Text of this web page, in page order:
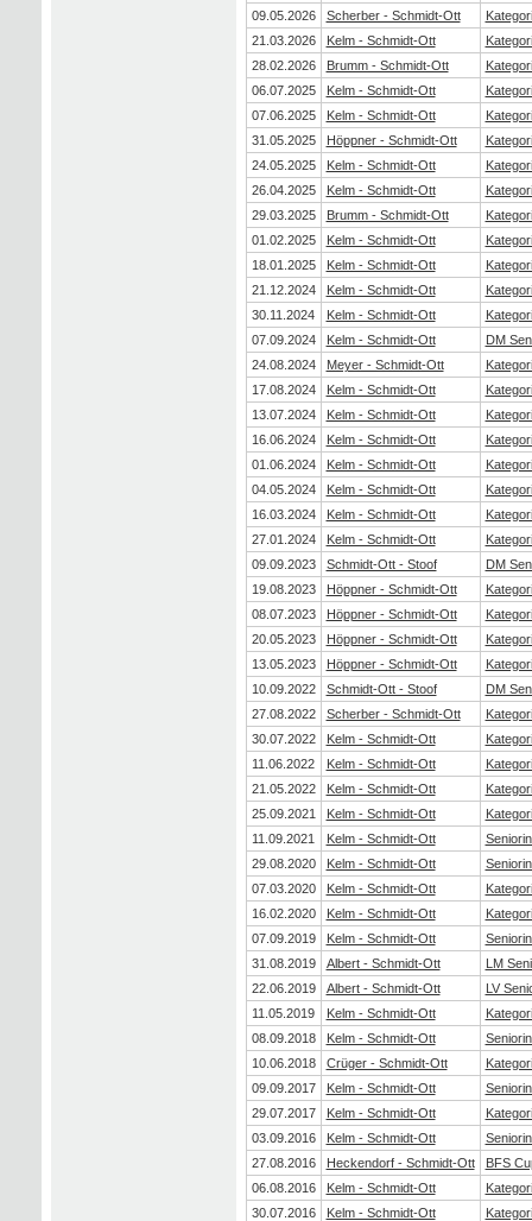
09.05.2026
Scherber - Schmidt-Ott
21.03.2026
Kelm - Schmidt-Ott
28.02.2026
Brumm - Schmidt-Ott
06.07.2025
Kelm - Schmidt-Ott
07.06.2025
Kelm - Schmidt-Ott
31.05.2025
Höppner - Schmidt-Ott
24.05.2025
Kelm - Schmidt-Ott
26.04.2025
Kelm - Schmidt-Ott
29.03.2025
Brumm - Schmidt-Ott
01.02.2025
Kelm - Schmidt-Ott
18.01.2025
Kelm - Schmidt-Ott
21.12.2024
Kelm - Schmidt-Ott
30.11.2024
Kelm - Schmidt-Ott
07.09.2024
Kelm - Schmidt-Ott
DM
24.08.2024
Meyer - Schmidt-Ott
17.08.2024
Kelm - Schmidt-Ott
13.07.2024
Kelm - Schmidt-Ott
16.06.2024
Kelm - Schmidt-Ott
01.06.2024
Kelm - Schmidt-Ott
04.05.2024
Kelm - Schmidt-Ott
16.03.2024
Kelm - Schmidt-Ott
27.01.2024
Kelm - Schmidt-Ott
09.09.2023
Schmidt-Ott - Stoof
DM
19.08.2023
Höppner - Schmidt-Ott
08.07.2023
Höppner - Schmidt-Ott
20.05.2023
Höppner - Schmidt-Ott
13.05.2023
Höppner - Schmidt-Ott
10.09.2022
Schmidt-Ott - Stoof
DM
27.08.2022
Scherber - Schmidt-Ott
30.07.2022
Kelm - Schmidt-Ott
11.06.2022
Kelm - Schmidt-Ott
21.05.2022
Kelm - Schmidt-Ott
25.09.2021
Kelm - Schmidt-Ott
11.09.2021
Kelm - Schmidt-Ott
29.08.2020
Kelm - Schmidt-Ott
07.03.2020
Kelm - Schmidt-Ott
16.02.2020
Kelm - Schmidt-Ott
07.09.2019
Kelm - Schmidt-Ott
31.08.2019
Albert - Schmidt-Ott
LM
22.06.2019
Albert - Schmidt-Ott
LV
11.05.2019
Kelm - Schmidt-Ott
08.09.2018
Kelm - Schmidt-Ott
10.06.2018
Crüger - Schmidt-Ott
09.09.2017
Kelm - Schmidt-Ott
29.07.2017
Kelm - Schmidt-Ott
03.09.2016
Kelm - Schmidt-Ott
27.08.2016
Heckendorf - Schmidt-Ott
BFS
06.08.2016
Kelm - Schmidt-Ott
30.07.2016
Kelm - Schmidt-Ott